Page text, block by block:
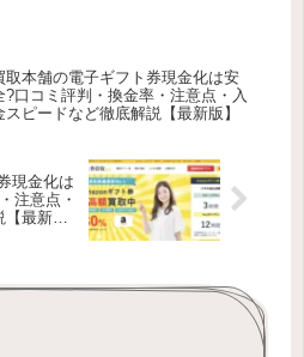
取本舗の電子ギフト券現金化は安
?口コミ評判・換金率・注意点・入
スピードなど徹底解説【最新版】
現金化は
注意点・
【最新